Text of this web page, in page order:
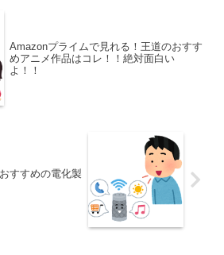
Amazonプライムで見れる！王道のおすす
めアニメ作品はコレ！！絶対面白い
よ！！
すすめの電化製